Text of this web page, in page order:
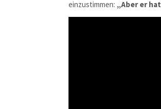
einzustimmen: „Aber er